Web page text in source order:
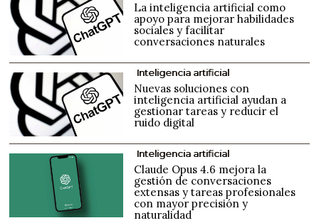
La inteligencia artificial como
apoyo para mejorar habilidades
sociales y facilitar
conversaciones naturales
Inteligencia artificial
Nuevas soluciones con
inteligencia artificial ayudan a
gestionar tareas y reducir el
ruido digital
Inteligencia artificial
Claude Opus 4.6 mejora la
gestión de conversaciones
extensas y tareas profesionales
con mayor precisión y
naturalidad